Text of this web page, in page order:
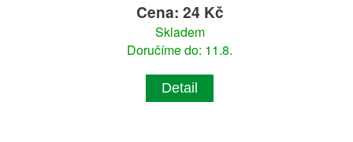
Cena: 24 Kč
Skladem
Doručíme do: 11.8.
Detail